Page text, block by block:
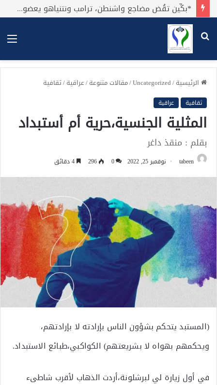
*بكِّين تقُض مضاجع واشنطن، ترامب ونتنياهو يعضون على أصابِعهُم وليس بيدهم حيلَة!.*
بحث
عن
الرئيسية/
Uncategorized
/مقالات متنوعة/عراقية/ثقافية
ثقافية عراقية
المثلية الجنسية،حرية أم أستبداد
بقلم : منقذ داغر
tabeen نوفمبر 25, 2022 0
296
(المستبد يتحكم بشؤون الناس بإرادته لا بإرادتهم،
ويحكمهم بهواه لا بشريعتهم) الكواكبي،طبائع الاستبداد.
في أول زيارة لي لبرشلونة،أردت الذهاب لأقرب شاطىء